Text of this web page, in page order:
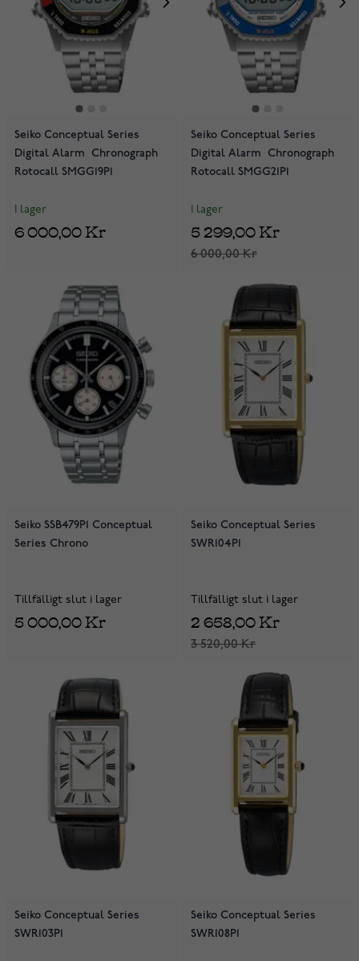
Seiko Conceptual Series
Digital Alarm Chronograph
Rotocall SMGG19P1
I lager
6 000,00 Kr
Seiko Conceptual Series
Digital Alarm Chronograph
Rotocall SMGG21P1
I lager
6 000,00 Kr
5 299,00 Kr
Seiko SSB479P1 Conceptual
Series Chrono
Tillfälligt slut i lager
5 000,00 Kr
Seiko Conceptual Series
SWR104P1
Tillfälligt slut i lager
3 520,00 Kr
2 658,00 Kr
Seiko Conceptual Series
SWR103P1
Seiko Conceptual Series
SWR108P1